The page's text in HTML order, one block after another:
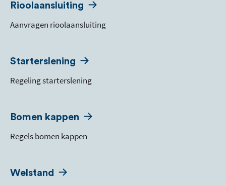
Rioolaansluiting
Aanvragen rioolaansluiting
Starterslening
Regeling starterslening
Bomen kappen
Regels bomen kappen
Welstand